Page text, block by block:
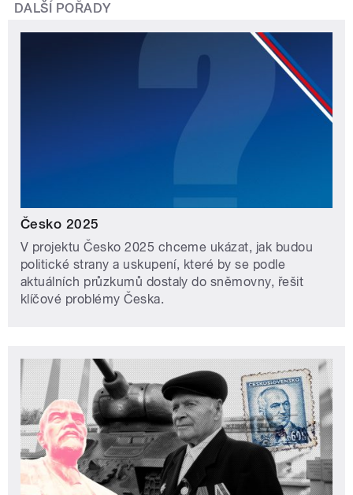
DALŠÍ POŘADY
Česko 2025
V projektu Česko 2025 chceme ukázat, jak budou
politické strany a uskupení, které by se podle
aktuálních průzkumů dostaly do sněmovny, řešit
klíčové problémy Česka.